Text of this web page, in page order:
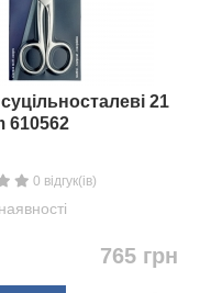
21
610562
0 відгук(ів)
765 грн